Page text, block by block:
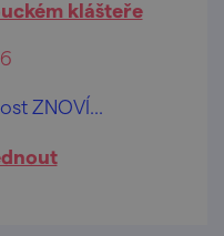
klášteře
ZNOVÍ...